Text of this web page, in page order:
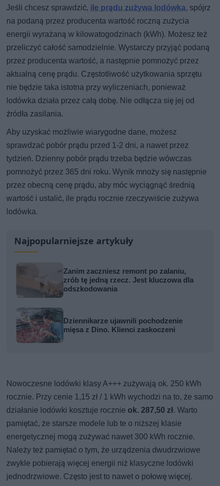
Jeśli chcesz sprawdzić, ile prądu zużywa lodówka, spójrz
na podaną przez producenta wartość roczną zużycia
energii wyrażaną w kilowatogodzinach (kWh). Możesz też
przeliczyć całość samodzielnie. Wystarczy przyjąć podaną
przez producenta wartość, a następnie pomnożyć przez
aktualną cenę prądu. Częstotliwość użytkowania sprzętu
nie będzie taka istotna przy wyliczeniach, ponieważ
lodówka działa przez całą dobę. Nie odłącza się jej od
źródła zasilania.
Aby uzyskać możliwie wiarygodne dane, możesz
sprawdzać pobór prądu przed 1-2 dni, a nawet przez
tydzień. Dzienny pobór prądu trzeba będzie wówczas
pomnożyć przez 365 dni roku. Wynik mnoży się następnie
przez obecną cenę prądu, aby móc wyciągnąć średnią
wartość i ustalić, ile prądu rocznie rzeczywiście zużywa
lodówka.
Najpopularniejsze artykuły
Zanim zaczniesz remont po zalaniu,
zrób tę jedną rzecz. Jest kluczowa dla
odszkodowania
Dziennikarze ujawnili pochodzenie
mięsa z Dino. Klienci zaskoczeni
Nowoczesne lodówki klasy A+++ zużywają ok. 250 kWh
rocznie. Przy cenie 1,15 zł / 1 kWh wychodzi na to, że samo
działanie lodówki kosztuje rocznie ok. 287,50 zł. Warto
pamiętać, że starsze modele lub te o niższej klasie
energetycznej mogą zużywać nawet 300 kWh rocznie.
Należy też pamiętać o tym, że urządzenia dwudrzwiowe
zwykle pobierają więcej energii niż klasyczne lodówki
jednodrzwiowe. Często jest to nawet o połowę więcej.